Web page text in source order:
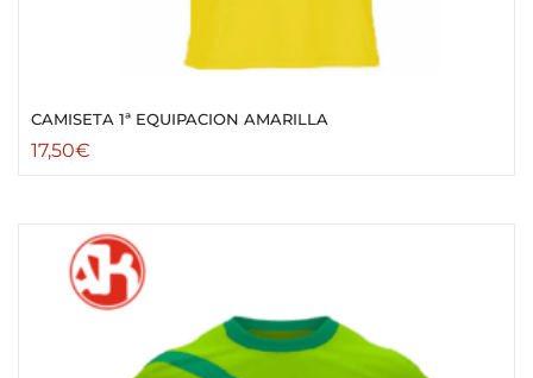
CAMISETA 1ª EQUIPACION AMARILLA
17,50€